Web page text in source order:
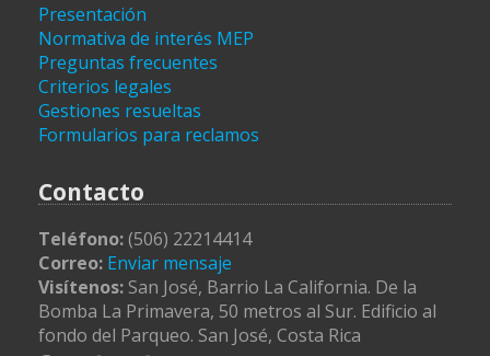
Presentación
Normativa de interés MEP
Preguntas frecuentes
Criterios legales
Gestiones resueltas
Formularios para reclamos
Contacto
Teléfono:(506) 22214414
Correo: Enviar mensaje
Visítenos: San José, Barrio La California. De la
Bomba La Primavera, 50 metros al Sur. Edificio al
fondo del Parqueo. San José, Costa Rica